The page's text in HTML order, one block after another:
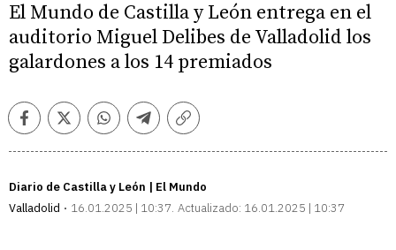
El Mundo de Castilla y León entrega en el
auditorio Miguel Delibes de Valladolid los
galardones a los 14 premiados
FacebookTwitterWhatsappTelegramCopiar
Diario de Castilla y León | El Mundo
Valladolid
16.01.2025 | 10:37 Actualizado: 16.01.2025 | 10:37